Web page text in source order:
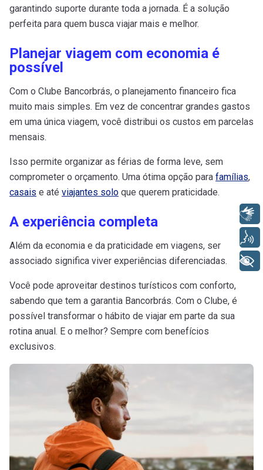
garantindo suporte durante toda a jornada. É a solução
perfeita para quem busca viajar mais e melhor.
Planejar viagem com economia é
possível
Com o Clube Bancorbrás, o planejamento financeiro fica
muito mais simples. Em vez de concentrar grandes gastos
em uma única viagem, você distribui os custos em parcelas
mensais.
Isso permite organizar as férias de forma leve, sem
comprometer o orçamento. Uma ótima opção para famílias,
casais e até viajantes solo que querem praticidade.
A experiência completa
Além da economia e da praticidade em viagens, ser
associado significa viver experiências diferenciadas.
Você pode aproveitar destinos turísticos com conforto,
sabendo que tem a garantia Bancorbrás. Com o Clube, é
possível transformar o hábito de viajar em parte da sua
rotina anual. E o melhor? Sempre com benefícios
exclusivos.
+ Acessibilidade